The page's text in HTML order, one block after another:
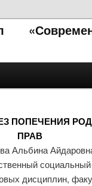
ПОПЕЧЕНИЯ
ПРАВ
Альбина
дисциплин,